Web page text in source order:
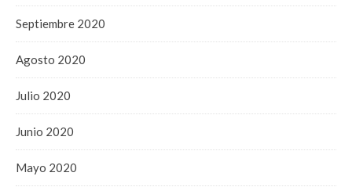
Septiembre 2020
Agosto 2020
Julio 2020
Junio 2020
Mayo 2020